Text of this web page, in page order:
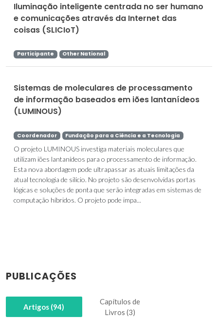
Iluminação inteligente centrada no ser humano
e comunicações através da Internet das
coisas (SLICIoT)
Participante Other National
Sistemas de moleculares de processamento
de informação baseados em iões lantanídeos
(LUMINOUS)
Coordenador Fundação para a Ciência e a Tecnologia
O projeto LUMINOUS investiga materiais moleculares que
utilizam iões lantanídeos para o processamento de informação.
Esta nova abordagem pode ultrapassar as atuais limitações da
atual tecnologia de silício. No projeto são desenvolvidas portas
lógicas e soluções de ponta que serão integradas em sistemas de
computação híbridos. O projeto pode impa...
PUBLICAÇÕES
Artigos (94)
Capítulos de
Livros (3)